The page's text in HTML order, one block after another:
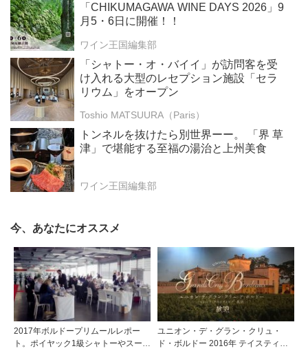
「CHIKUMAGAWA WINE DAYS 2026」9
月5・6日に開催！！
ワイン王国編集部
「シャトー・オ・バイイ」が訪問客を受
け入れる大型のレセプション施設「セラ
リウム」をオープン
Toshio MATSUURA（Paris）
トンネルを抜けたら別世界ーー。 「界 草
津」で堪能する至福の湯治と上州美食
ワイン王国編集部
今、あなたにオススメ
2017年ボルドープリムールレポー
ト。ポイヤック1級シャトーやスーパ
ユニオン・デ・グラン・クリュ・
ド・ボルドー 2016年 テイスティン